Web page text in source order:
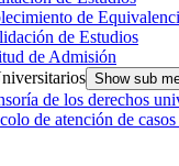
de
de Estudios
de Admisión
Show sub
de los derechos
de atención de